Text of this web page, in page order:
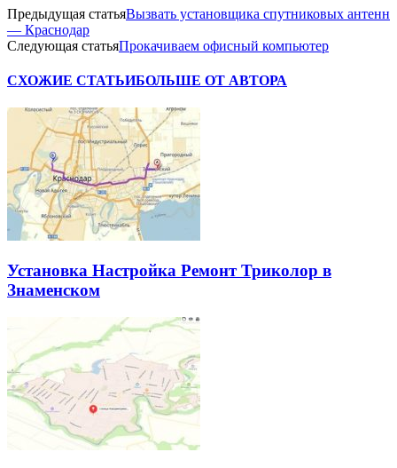
Предыдущая статьяВызвать установщика спутниковых антенн
— Краснодар
Следующая статьяПрокачиваем офисный компьютер
СХОЖИЕ СТАТЬИБОЛЬШЕ ОТ АВТОРА
Установка Настройка Ремонт Триколор в
Знаменском